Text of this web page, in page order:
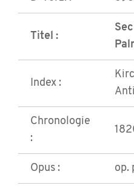
Titel :
Index :
Chronologie
:
Opus : op.